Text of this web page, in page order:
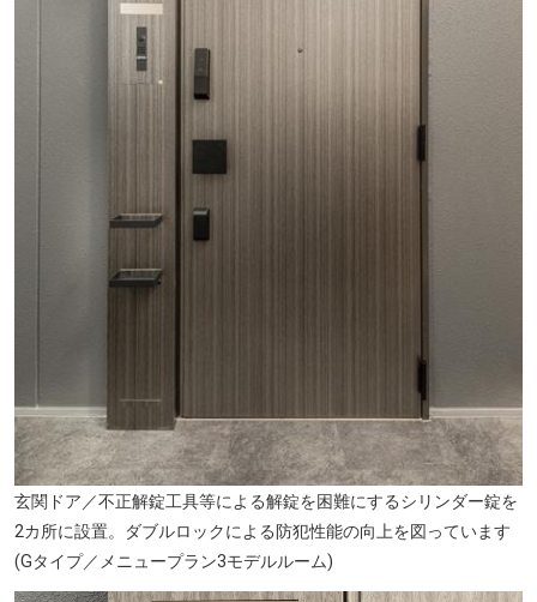
玄関ドア／不正解錠工具等による解錠を困難にするシリンダー錠を
2カ所に設置。ダブルロックによる防犯性能の向上を図っています
(Gタイプ／メニュープラン3モデルルーム)